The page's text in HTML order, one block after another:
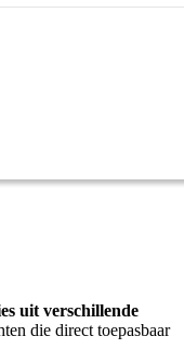
uit verschillende
die direct toepasbaar